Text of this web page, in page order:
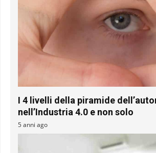
I 4 livelli della piramide
nell’Industria 4.0 e non solo
5 anni ago